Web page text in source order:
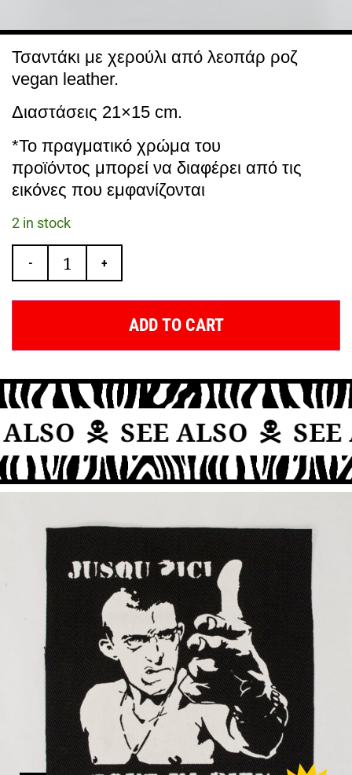
Τσαντάκι με χερούλι από λεοπάρ ροζ
vegan leather.
Διαστάσεις 21×15 cm.
*Το πραγματικό χρώμα του
προϊόντος μπορεί να διαφέρει από τις
εικόνες που εμφανίζονται
2 in stock
- +
ADD TO CART
SEE ALSO SEE